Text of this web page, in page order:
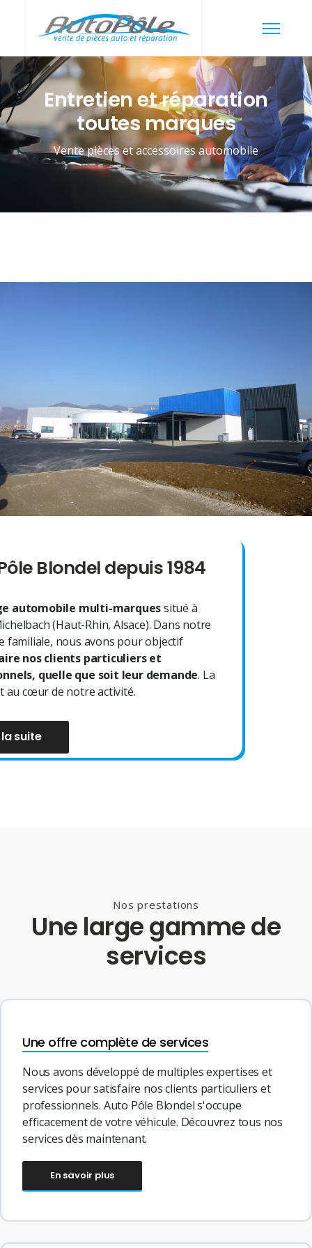
Entretien et réparation
toutes marques
Vente pièces et accessoires automobile
Blondel depuis 1984
automobile multi-marquessitué à
(Haut-Rhin, Alsace). Dans notre
familiale, nous avons pour objectif
nos clients particuliers et
quelle que soit leur demande. La
au cœur de notre activité.
suite
Nos prestations
Une large gamme de
services
Une offre complète de services
Nous avons développé de multiples expertises et
services pour satisfaire nos clients particuliers et
professionnels. Auto Pôle Blondel s'occupe
efficacement de votre véhicule. Découvrez tous nos
services dès maintenant.
En savoir plus